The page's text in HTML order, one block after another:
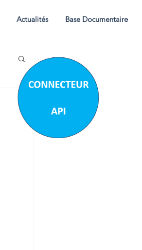
Actualités Base Documentaire